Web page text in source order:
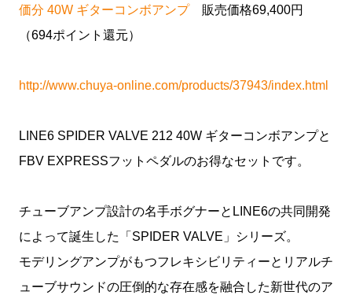
価分 40W ギターコンボアンプ販売価格69,400円
（694ポイント還元）
http://www.chuya-online.com/products/37943/index.html
LINE6 SPIDER VALVE 212 40W ギターコンボアンプと
FBV EXPRESSフットペダルのお得なセットです。
チューブアンプ設計の名手ボグナーとLINE6の共同開発
によって誕生した「SPIDER VALVE」シリーズ。
モデリングアンプがもつフレキシビリティーとリアルチ
ューブサウンドの圧倒的な存在感を融合した新世代のア